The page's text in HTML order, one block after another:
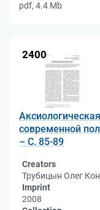
pdf, 4.4 Mb
2400
современной
– С. 85-89
Creators
Трубицын Олег
Imprint
2008